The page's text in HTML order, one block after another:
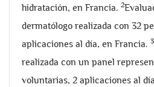
hidratación, en Francia. 2
dermatólogo realizada con 32
aplicaciones al día, en Francia. 3
realizada con un panel
voluntarias, 2 aplicaciones al